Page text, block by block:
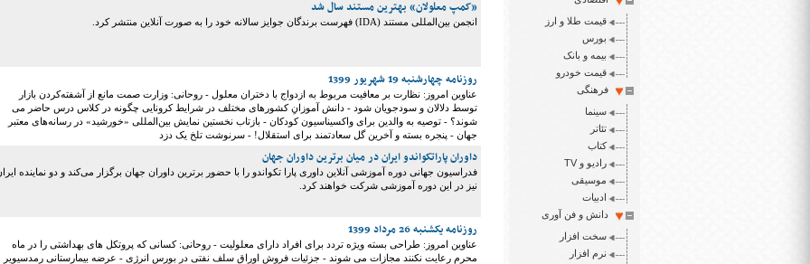
قیمت طلا و ارز
بورس
بیمه و بانک
قیمت خودرو
فرهنگی
سینما
تئاتر
کتاب
رادیو و TV
موسیقی
ادبیات
دانش و فن آوری
سخت افزار
نرم افزار
«کمپ معلولان» بهترین مستند سال شد
انجمن بین‌المللی مستند (IDA) فهرست برندگان جوایز سالانه خود را به صورت آنلاین منتشر کرد.
روزنامه چهارشنبه 19 شهریور 1399
عناوین امروز: نظارت بر معافیت مربوط به ازدواج با دختران معلول - روحانی: وزارت صمت مانع از آشفته‌کردن بازار
توسط دلالان و سودجویان شود - دانش آموزانِ کشورهای مختلف در شرایط کرونایی چگونه در کلاس درس حاضر می
شوند؟ - توصیه به والدین برای واکسیناسیون کودکان - بازتاب نخستین نمایش بین‌المللی «خورشید» در رسانه‌های معتبر
جهان - پنجره بسته و آخرین گل سعادتمند برای استقلال! - سرنوشت تلخ یک دزد
داوران پاراتکواندو ایران در میان برترین داوران جهان
فدراسیون جهانی دوره آموزشی آنلاین داوری پارا تکواندو را با حضور برترین داوران جهان برگزار می‌کند و دو نماینده
نیز در این دوره آموزشی شرکت خواهند کرد.
روزنامه یکشنبه 26 مرداد 1399
عناوین امروز: طراحی بسته ویژه تردد برای افراد دارای معلولیت - روحانی: کسانی که پروتکل های بهداشتی را در ماه
محرم رعایت نکنند مجازات می شوند - جزئیات فروش اوراق سلف نفتی در بورس انرژی - عرضه بیمارستانی رمدسیویر